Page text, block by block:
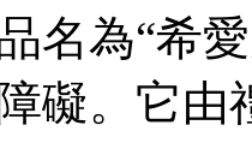
名為“希
礙。它